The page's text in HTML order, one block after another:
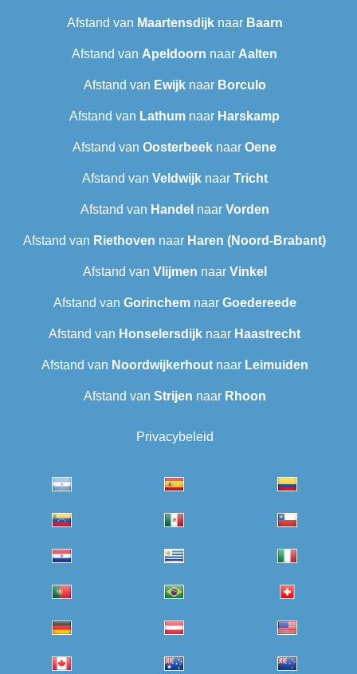
Afstand van Maartensdijknaar Baarn
Afstand van Apeldoorn naar Aalten
Afstand van Ewijknaar Borculo
Afstand van Lathum naar Harskamp
Afstand van Oosterbeek naar Oene
Afstand van Veldwijknaar Tricht
Afstand van Handel naar Vorden
Afstand van Riethoven naar Haren (Noord-Brabant)
Afstand van Vlijmen naar Vinkel
Afstand van Gorinchemnaar Goedereede
Afstand van Honselersdijk naar Haastrecht
Afstand van Noordwijkerhoutnaar Leimuiden
Afstand van Strijen naar Rhoon
Privacybeleid